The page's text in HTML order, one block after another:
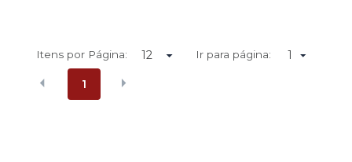
Itens por Página: Ir para página: 1
1